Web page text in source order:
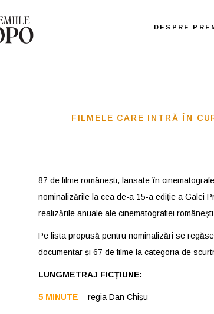
DESPRE
FILMELE CARE INTRĂ ÎN
87 de filme românești, lansate în
nominalizările la cea de-a 15-a ediție a Galei
realizările anuale ale cinematografiei
Pe lista propusă pentru nominalizări se
documentar și 67 de filme la categoria de
LUNGMETRAJ FICȚIUNE:
5 MINUTE – regia Dan Chișu